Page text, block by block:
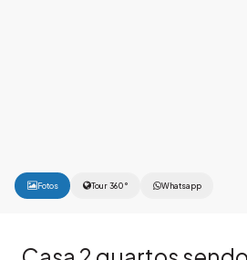
Fotos Tour 360° Whatsapp